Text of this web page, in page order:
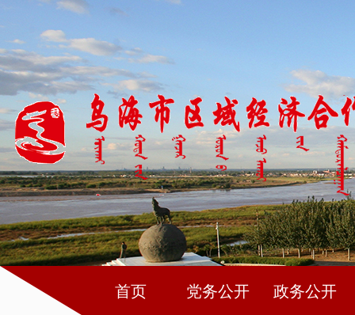
首页 党务公开 政务公开